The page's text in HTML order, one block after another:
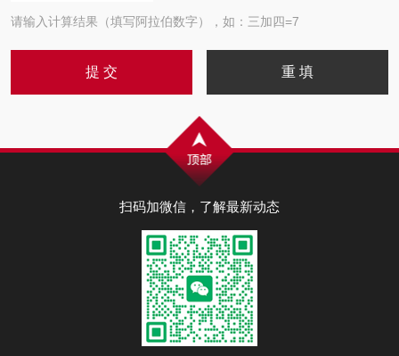
请输入计算结果（填写阿拉伯数字），如：三加四=7
扫码加微信，了解最新动态